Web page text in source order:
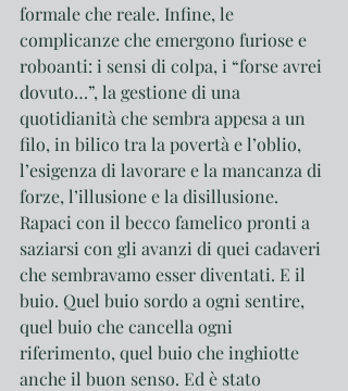
formale che reale. Infine, le
complicanze che emergono furiose e
roboanti: i sensi di colpa, i “forse avrei
dovuto…”, la gestione di una
quotidianità che sembra appesa a un
filo, in bilico tra la povertà e l’oblio,
l’esigenza di lavorare e la mancanza di
forze, l’illusione e la disillusione.
Rapaci con il becco famelico pronti a
saziarsi con gli avanzi di quei cadaveri
che sembravamo esser diventati. E il
buio. Quel buio sordo a ogni sentire,
quel buio che cancella ogni
riferimento, quel buio che inghiotte
anche il buon senso. Ed è stato